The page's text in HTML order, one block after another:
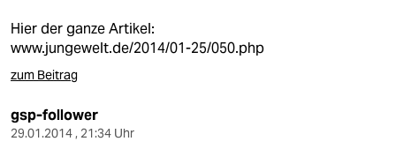
Hier der ganze Artikel:
www.jungewelt.de/2014/01-25/050.php
zum Beitrag
gsp-follower
29.01.2014 , 21:34 Uhr